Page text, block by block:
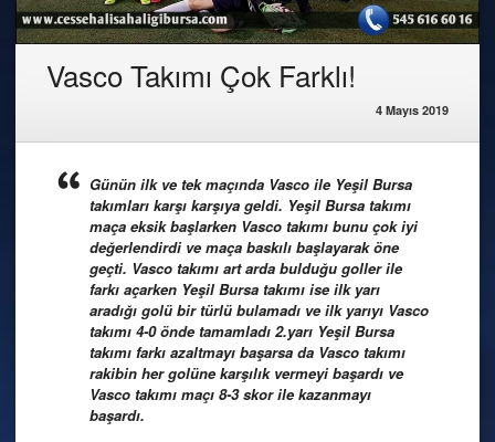
Vasco Takımı Çok Farklı!
4 Mayıs 2019
Günün ilk ve tek maçında Vasco ile Yeşil Bursa
takımları karşı karşıya geldi. Yeşil Bursa takımı
maça eksik başlarken Vasco takımı bunu çok iyi
değerlendirdi ve maça baskılı başlayarak öne
geçti. Vasco takımı art arda bulduğu goller ile
farkı açarken Yeşil Bursa takımı ise ilk yarı
aradığı golü bir türlü bulamadı ve ilk yarıyı Vasco
takımı 4-0 önde tamamladı 2.yarı Yeşil Bursa
takımı farkı azaltmayı başarsa da Vasco takımı
rakibin her golüne karşılık vermeyi başardı ve
Vasco takımı maçı 8-3 skor ile kazanmayı
başardı.